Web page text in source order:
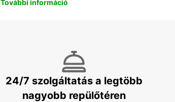
További információ
24/7 szolgáltatás a legtöbb
nagyobb repülőtéren